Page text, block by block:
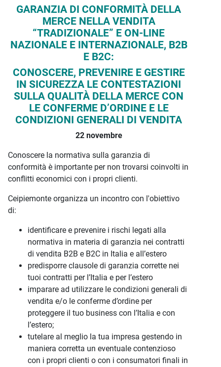
Descrizione iniziativa
GARANZIA DI CONFORMITÀ DELLA
MERCE NELLA VENDITA
“TRADIZIONALE” E ON-LINE
NAZIONALE E INTERNAZIONALE, B2B
E B2C:
CONOSCERE, PREVENIRE E GESTIRE
IN SICUREZZA LE CONTESTAZIONI
SULLA QUALITÀ DELLA MERCE CON
LE CONFERME D’ORDINE E LE
CONDIZIONI GENERALI DI VENDITA
22 novembre
Conoscere la normativa sulla garanzia di
conformità è importante per non trovarsi coinvolti in
conflitti economici con i propri clienti.
Ceipiemonte organizza un incontro con l'obiettivo
di:
identificare e prevenire i rischi legati alla
normativa in materia di garanzia nei contratti
di vendita B2B e B2C in Italia e all’estero
predisporre clausole di garanzia corrette nei
tuoi contratti per l’Italia e per l’estero
imparare ad utilizzare le condizioni generali di
vendita e/o le conferme d’ordine per
proteggere il tuo business con l’Italia e con
l’estero;
tutelare al meglio la tua impresa gestendo in
maniera corretta un eventuale contenzioso
con i propri clienti o con i consumatori finali in